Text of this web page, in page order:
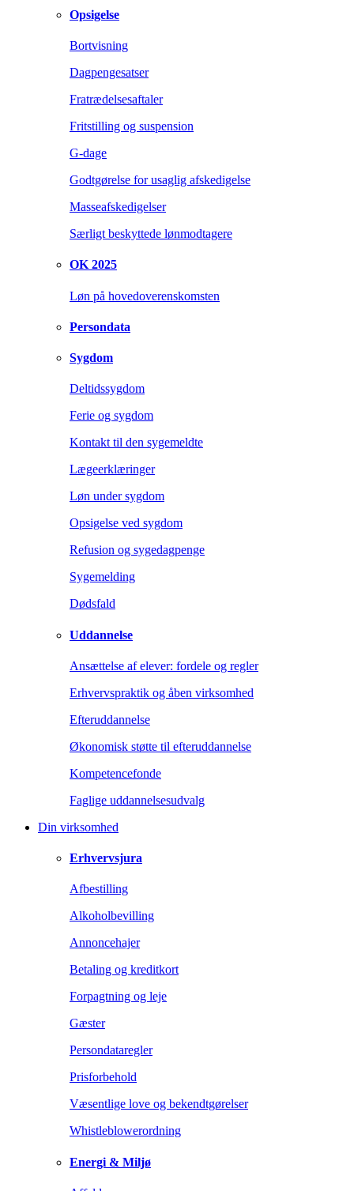
Opsigelse
Bortvisning
Dagpengesatser
Fratrædelsesaftaler
Fritstilling og suspension
G-dage
Godtgørelse for usaglig afskedigelse
Masseafskedigelser
Særligt beskyttede lønmodtagere
OK 2025
Løn på hovedoverenskomsten
Persondata
Sygdom
Deltidssygdom
Ferie og sygdom
Kontakt til den sygemeldte
Lægeerklæringer
Løn under sygdom
Opsigelse ved sygdom
Refusion og sygedagpenge
Sygemelding
Dødsfald
Uddannelse
Ansættelse af elever: fordele og regler
Erhvervspraktik og åben virksomhed
Efteruddannelse
Økonomisk støtte til efteruddannelse
Kompetencefonde
Faglige uddannelsesudvalg
Din virksomhed
Erhvervsjura
Afbestilling
Alkoholbevilling
Annoncehajer
Betaling og kreditkort
Forpagtning og leje
Gæster
Persondataregler
Prisforbehold
Væsentlige love og bekendtgørelser
Whistleblowerordning
Energi & Miljø